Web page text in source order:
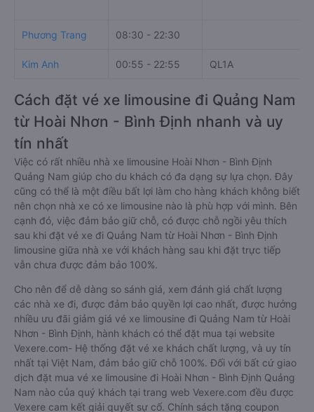
Phương Trang 08:30 - 22:30
Kim Anh 00:55 - 22:55 QL1A
Cách đặt vé xe limousine đi Quảng Nam
từ Hoài Nhơn - Bình Định nhanh và uy
tín nhất
Việc có rất nhiều nhà xe limousine Hoài Nhơn - Bình Định
Quảng Nam giúp cho du khách có đa dạng sự lựa chọn. Đây
cũng có thể là một điều bất lợi làm cho hàng khách không biết
nên chọn nhà xe có xe limousine nào là phù hợp với mình. Bên
cạnh đó, việc đảm bảo giữ chỗ, có được chỗ ngồi yêu thích
sau khi đặt vé xe đi Quảng Nam từ Hoài Nhơn - Bình Định
limousine giữa nhà xe với khách hàng sau khi đặt trực tiếp
vẫn chưa được đảm bảo 100%.
Cho nên để dễ dàng so sánh giá, xem đánh giá chất lượng
các nhà xe đi, được đảm bảo quyền lợi cao nhất, được hưởng
nhiều ưu đãi giảm giá vé xe limousine đi Quảng Nam từ Hoài
Nhơn - Bình Định, hành khách có thể đặt mua tại website
Vexere.com- Hệ thống đặt vé xe khách chất lượng, và uy tín
nhất tại Việt Nam, đảm bảo giữ chỗ 100%. Đối với bất cứ giao
dịch đặt mua vé xe limousine đi Hoài Nhơn - Bình Định Quảng
Nam nào của quý khách tại trang web Vexere.com đều được
Vexere cam kết giải quyết sự cố. Chính sách tặng coupon